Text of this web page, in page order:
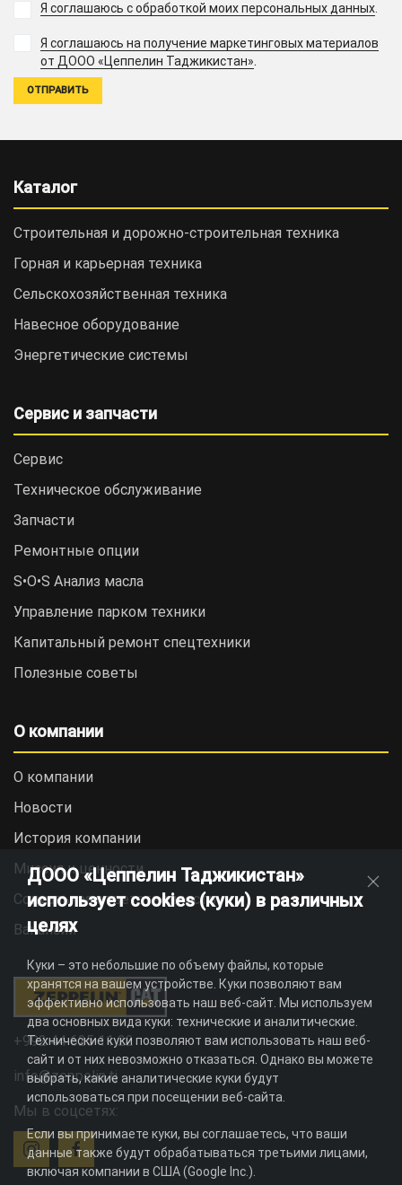
Я соглашаюсь с обработкой моих персональных данных.
Я соглашаюсь на получение маркетинговых материалов
от ДООО «Цеппелин Таджикистан».
Каталог
Строительная и дорожно-cтроительная техника
Горная и карьерная техника
Сельскохозяйственная техника
Навесное оборудование
Энергетические системы
Сервис и запчасти
Сервис
Техническое обслуживание
Запчасти
Ремонтные опции
S•O•S Анализ масла
Управление парком техники
Капитальный ремонт спецтехники
Полезные советы
О компании
О компании
Новости
История компании
Миссия и ценности
Социальная ответственность
Вакансии
+992 44 625 11 22
info@zeppelin.tj
Мы в соцсетях:
ДООО «Цеппелин Таджикистан»
использует cookies (куки) в различных
целях
Куки – это небольшие по объему файлы, которые
хранятся на вашем устройстве. Куки позволяют вам
эффективно использовать наш веб-сайт. Мы используем
два основных вида куки: технические и аналитические.
Технические куки позволяют вам использовать наш веб-
сайт и от них невозможно отказаться. Однако вы можете
выбрать, какие аналитические куки будут
использоваться при посещении веб-сайта.
Если вы принимаете куки, вы соглашаетесь, что ваши
данные также будут обрабатываться третьими лицами,
включая компании в США (Google Inc.).